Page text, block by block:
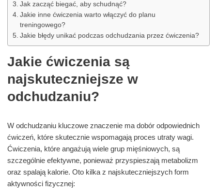
Jak zacząć biegać, aby schudnąć?
Jakie inne ćwiczenia warto włączyć do planu
treningowego?
Jakie błędy unikać podczas odchudzania przez ćwiczenia?
Jakie ćwiczenia są
najskuteczniejsze w
odchudzaniu?
W odchudzaniu kluczowe znaczenie ma dobór odpowiednich
ćwiczeń, które skutecznie wspomagają proces utraty wagi.
Ćwiczenia, które angażują wiele grup mięśniowych, są
szczególnie efektywne, ponieważ przyspieszają metabolizm
oraz spalają kalorie. Oto kilka z najskuteczniejszych form
aktywności fizycznej: